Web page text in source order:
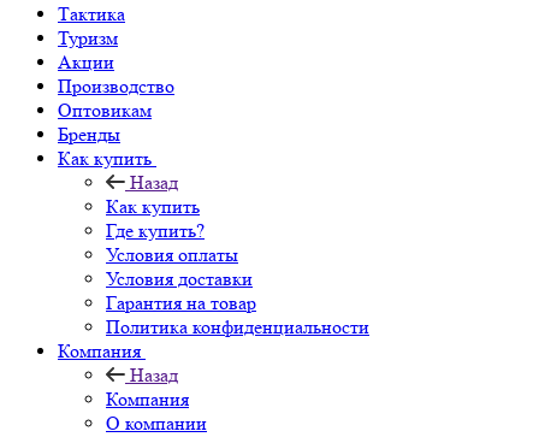
Тактика
Туризм
Акции
Производство
Оптовикам
Бренды
Как купить
Назад
Как купить
Где купить?
Условия оплаты
Условия доставки
Гарантия на товар
Политика конфиденциальности
Компания
Назад
Компания
О компании